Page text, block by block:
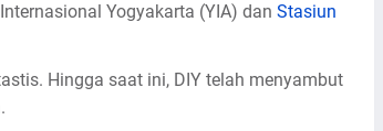
Yogyakarta (YIA) dan Stasiun
Hingga saat ini, DIY telah menyambut